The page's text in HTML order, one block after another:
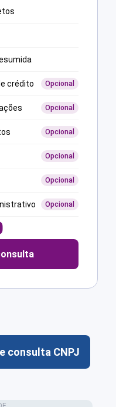
crédito Opcional
Opcional
Opcional
Opcional
Opcional
Opcional
consulta CNPJ